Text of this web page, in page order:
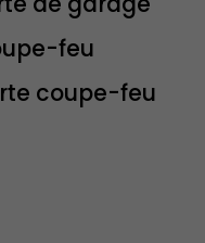
feu
coupe-feu